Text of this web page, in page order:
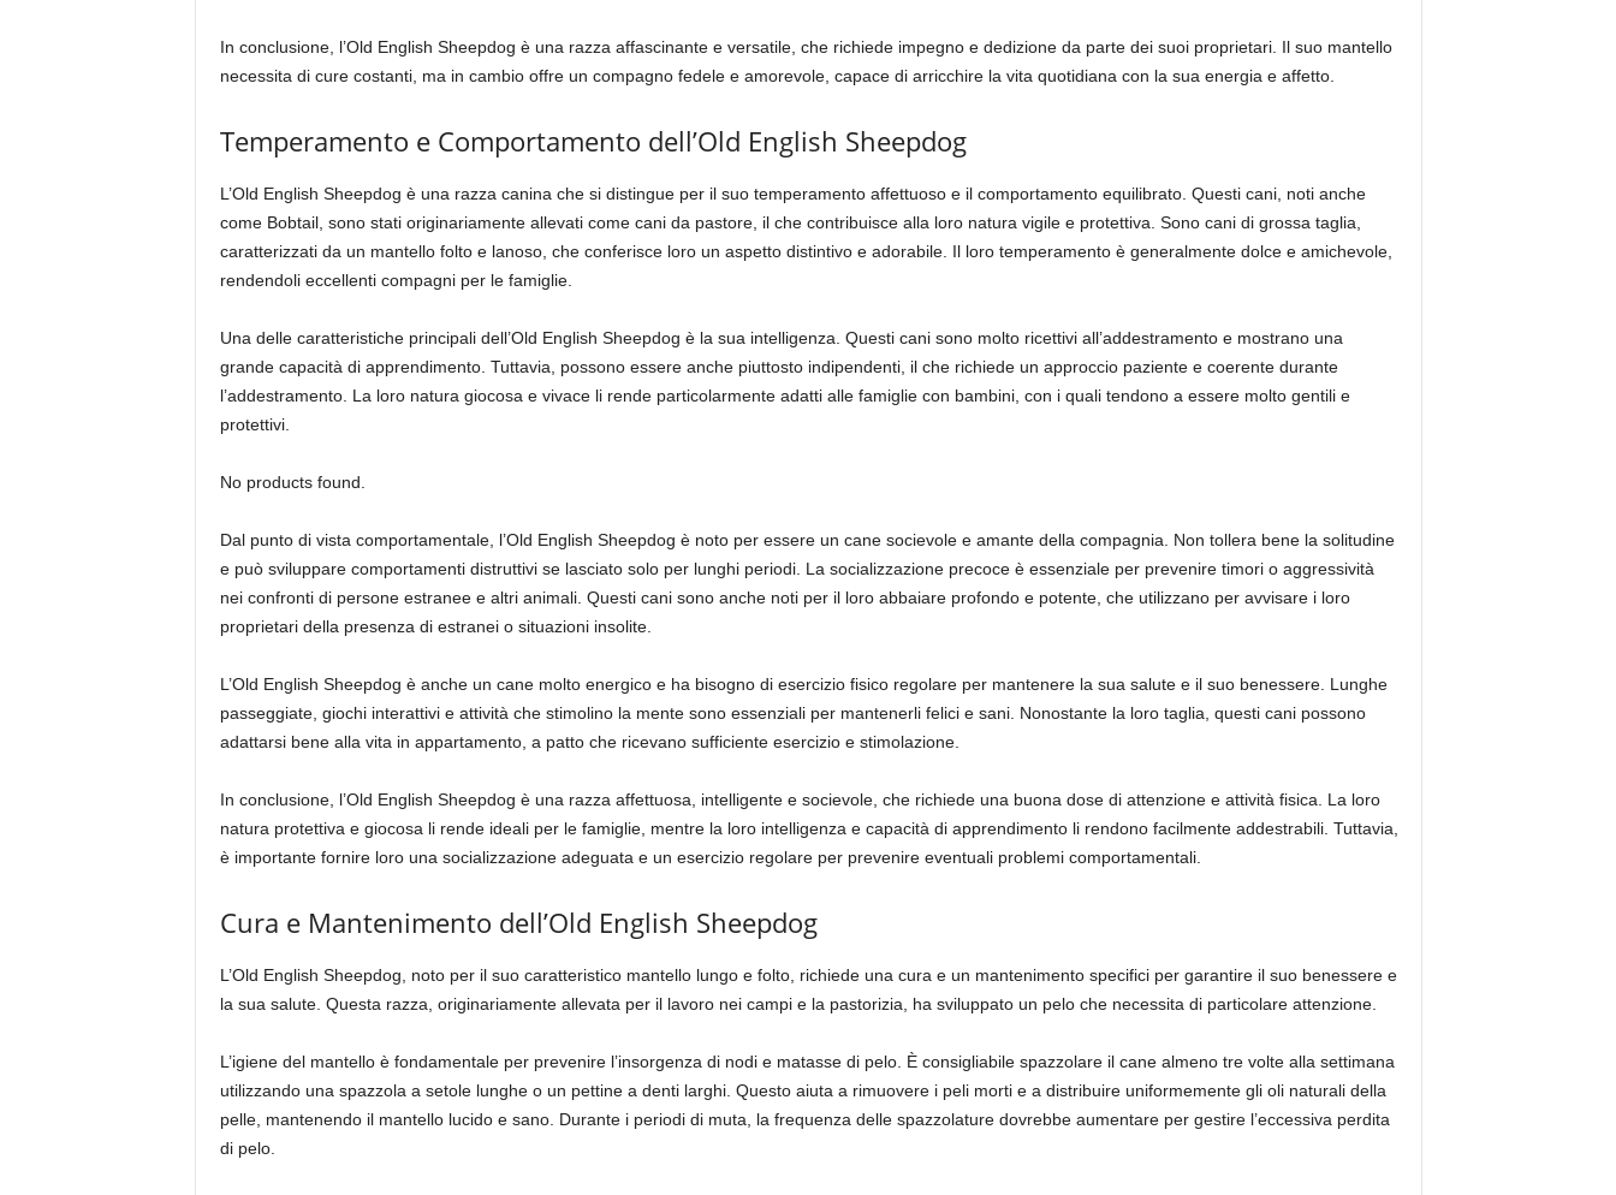
In conclusione, l’Old English Sheepdog è una razza affascinante e versatile, che richiede impegno e dedizione da parte dei suoi proprietari. Il suo mantello
necessita di cure costanti, ma in cambio offre un compagno fedele e amorevole, capace di arricchire la vita quotidiana con la sua energia e affetto.
Temperamento e Comportamento dell’Old English Sheepdog
L’Old English Sheepdog è una razza canina che si distingue per il suo temperamento affettuoso e il comportamento equilibrato. Questi cani, noti anche
come Bobtail, sono stati originariamente allevati come cani da pastore, il che contribuisce alla loro natura vigile e protettiva. Sono cani di grossa taglia,
caratterizzati da un mantello folto e lanoso, che conferisce loro un aspetto distintivo e adorabile. Il loro temperamento è generalmente dolce e amichevole,
rendendoli eccellenti compagni per le famiglie.
Una delle caratteristiche principali dell’Old English Sheepdog è la sua intelligenza. Questi cani sono molto ricettivi all’addestramento e mostrano una
grande capacità di apprendimento. Tuttavia, possono essere anche piuttosto indipendenti, il che richiede un approccio paziente e coerente durante
l’addestramento. La loro natura giocosa e vivace li rende particolarmente adatti alle famiglie con bambini, con i quali tendono a essere molto gentili e
protettivi.
No products found.
Dal punto di vista comportamentale, l’Old English Sheepdog è noto per essere un cane socievole e amante della compagnia. Non tollera bene la solitudine
e può sviluppare comportamenti distruttivi se lasciato solo per lunghi periodi. La socializzazione precoce è essenziale per prevenire timori o aggressività
nei confronti di persone estranee e altri animali. Questi cani sono anche noti per il loro abbaiare profondo e potente, che utilizzano per avvisare i loro
proprietari della presenza di estranei o situazioni insolite.
L’Old English Sheepdog è anche un cane molto energico e ha bisogno di esercizio fisico regolare per mantenere la sua salute e il suo benessere. Lunghe
passeggiate, giochi interattivi e attività che stimolino la mente sono essenziali per mantenerli felici e sani. Nonostante la loro taglia, questi cani possono
adattarsi bene alla vita in appartamento, a patto che ricevano sufficiente esercizio e stimolazione.
In conclusione, l’Old English Sheepdog è una razza affettuosa, intelligente e socievole, che richiede una buona dose di attenzione e attività fisica. La loro
natura protettiva e giocosa li rende ideali per le famiglie, mentre la loro intelligenza e capacità di apprendimento li rendono facilmente addestrabili. Tuttavia,
è importante fornire loro una socializzazione adeguata e un esercizio regolare per prevenire eventuali problemi comportamentali.
Cura e Mantenimento dell’Old English Sheepdog
L’Old English Sheepdog, noto per il suo caratteristico mantello lungo e folto, richiede una cura e un mantenimento specifici per garantire il suo benessere e
la sua salute. Questa razza, originariamente allevata per il lavoro nei campi e la pastorizia, ha sviluppato un pelo che necessita di particolare attenzione.
L’igiene del mantello è fondamentale per prevenire l’insorgenza di nodi e matasse di pelo. È consigliabile spazzolare il cane almeno tre volte alla settimana
utilizzando una spazzola a setole lunghe o un pettine a denti larghi. Questo aiuta a rimuovere i peli morti e a distribuire uniformemente gli oli naturali della
pelle, mantenendo il mantello lucido e sano. Durante i periodi di muta, la frequenza delle spazzolature dovrebbe aumentare per gestire l’eccessiva perdita
di pelo.